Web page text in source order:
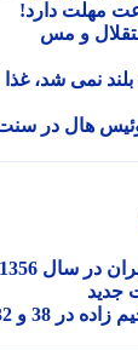
و مس
نمی شد، غذا
هال در سنت
عکس| سفر به گذشته؛ بیک ایمانوردی و مهدی فخیم زاده در 38 و 32